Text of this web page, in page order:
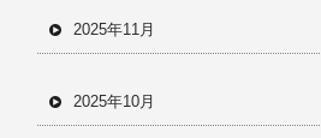
2025年11月
2025年10月